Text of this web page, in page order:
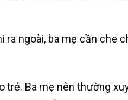
ngoài, ba mẹ cần che
Ba mẹ nên thường